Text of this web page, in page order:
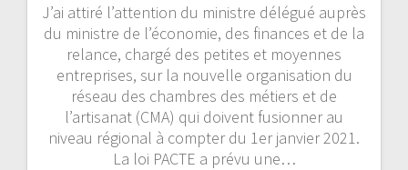
J’ai attiré l’attention du ministre délégué auprès
du ministre de l’économie, des finances et de la
relance, chargé des petites et moyennes
entreprises, sur la nouvelle organisation du
réseau des chambres des métiers et de
l’artisanat (CMA) qui doivent fusionner au
niveau régional à compter du 1er janvier 2021.
La loi PACTE a prévu une…